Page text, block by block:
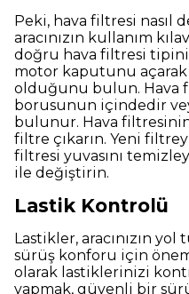
Peki, hava filtresi nasıl
aracınızın kullanım
doğru hava filtresi
motor kaputunu
olduğunu bulun. Hava
borusunun içindedir
bulunur. Hava filtresinin
filtre çıkarın. Yeni
filtresi yuvasını
ile değiştirin.
Lastik Kontrolü
Lastikler, aracınızın
sürüş konforu için
olarak lastiklerinizi
yapmak, güvenli bir